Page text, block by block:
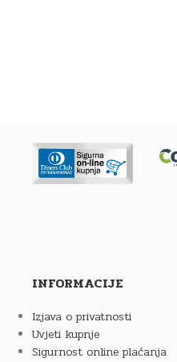
INFORMACIJE
Izjava o privatnosti
Uvjeti kupnje
Sigurnost online plaćanja